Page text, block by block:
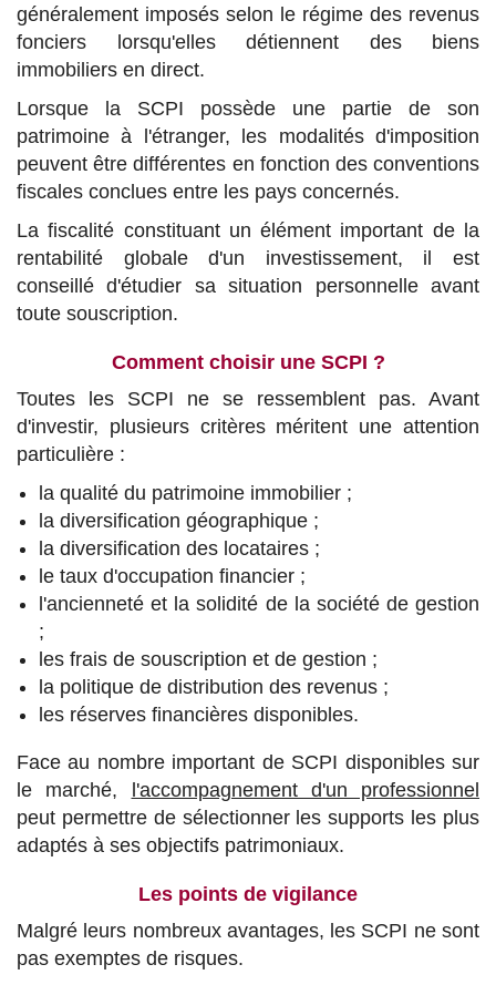
généralement imposés selon le régime des revenus
fonciers lorsqu'elles détiennent des biens
immobiliers en direct.
Lorsque la SCPI possède une partie de son
patrimoine à l'étranger, les modalités d'imposition
peuvent être différentes en fonction des conventions
fiscales conclues entre les pays concernés.
La fiscalité constituant un élément important de la
rentabilité globale d'un investissement, il est
conseillé d'étudier sa situation personnelle avant
toute souscription.
Comment choisir une SCPI ?
Toutes les SCPI ne se ressemblent pas. Avant
d'investir, plusieurs critères méritent une attention
particulière :
la qualité du patrimoine immobilier ;
la diversification géographique ;
la diversification des locataires ;
le taux d'occupation financier ;
l'ancienneté et la solidité de la société de gestion
;
les frais de souscription et de gestion ;
la politique de distribution des revenus ;
les réserves financières disponibles.
Face au nombre important de SCPI disponibles sur
le marché,
l'accompagnement d'un professionnel
peut permettre de sélectionner les supports les plus
adaptés à ses objectifs patrimoniaux.
Les points de vigilance
Malgré leurs nombreux avantages, les SCPI ne sont
pas exemptes de risques.